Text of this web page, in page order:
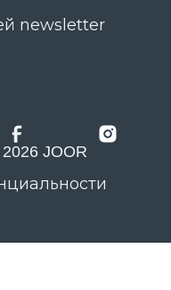
newsletter
JOOR